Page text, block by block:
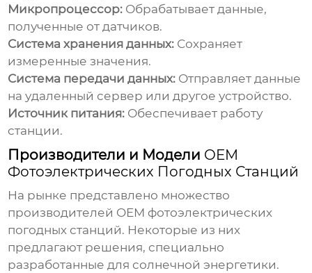
Микропроцессор: Обрабатывает данные,
полученные от датчиков.
Система хранения данных: Сохраняет
измеренные значения.
Система передачи данных: Отправляет данные
на удаленный сервер или другое устройство.
Источник питания: Обеспечивает работу
станции.
Производители и Модели OEM
Фотоэлектрических Погодных Станций
На рынке представлено множество
производителей OEM фотоэлектрических
погодных станций. Некоторые из них
предлагают решения, специально
разработанные для солнечной энергетики.